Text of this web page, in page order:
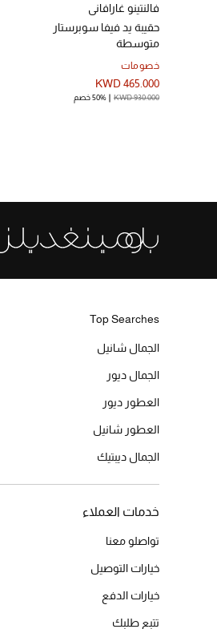
فالنتينو غارافاني
حقيبة يد فيفا سوبرستار
متوسطة
خصومات
KWD 465.000
KWD 930.000 50% خصم
Top Searches
الجمال شانيل
الجمال ديور
العطور ديور
العطور شانيل
الجمال ديبتيك
خدمات العملاء
تواصلو معنا
خيارات التوصيل
خيارات الدفع
تتبع طلبك